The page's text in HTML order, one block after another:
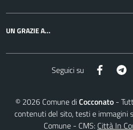
UN GRAZIE A...
Seguici su Facebook
© 2026Comune diCocconato-
contenuti del sito, testi e immagini
Comune - CMS: Città In